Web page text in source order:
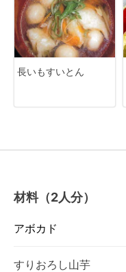
長いもすいとん
材料（2人分）
アボカド
すりおろし山芋